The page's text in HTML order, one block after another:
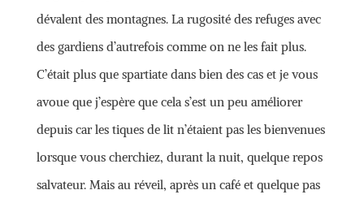
dévalent des montagnes. La rugosité des refuges avec
des gardiens d’autrefois comme on ne les fait plus.
C’était plus que spartiate dans bien des cas et je vous
avoue que j’espère que cela s’est un peu améliorer
depuis car les tiques de lit n’étaient pas les bienvenues
lorsque vous cherchiez, durant la nuit, quelque repos
salvateur. Mais au réveil, après un café et quelque pas